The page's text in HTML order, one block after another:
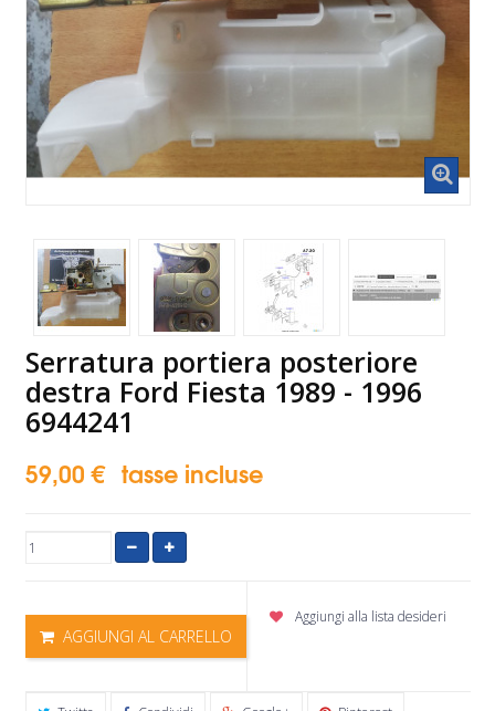
Serratura portiera posteriore
destra Ford Fiesta 1989 - 1996
6944241
59,00 € tasse incluse
AGGIUNGI AL CARRELLO
Aggiungi alla lista desideri